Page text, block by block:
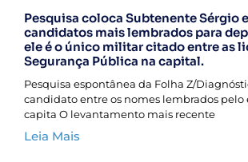
Pesquisa coloca Subtenente Sérgio
candidatos mais lembrados para
ele é o único militar citado entre as
Segurança Pública na capital.
Pesquisa espontânea da Folha Z/
candidato entre os nomes lembrados pelo
capita O levantamento mais recente
Leia Mais